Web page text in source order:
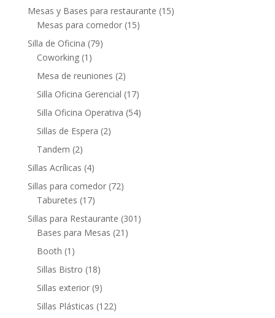
Mesas y Bases para restaurante (15)
Mesas para comedor (15)
Silla de Oficina (79)
Coworking (1)
Mesa de reuniones (2)
Silla Oficina Gerencial (17)
Silla Oficina Operativa (54)
Sillas de Espera (2)
Tandem (2)
Sillas Acrílicas (4)
Sillas para comedor (72)
Taburetes (17)
Sillas para Restaurante (301)
Bases para Mesas (21)
Booth (1)
Sillas Bistro (18)
Sillas exterior (9)
Sillas Plásticas (122)